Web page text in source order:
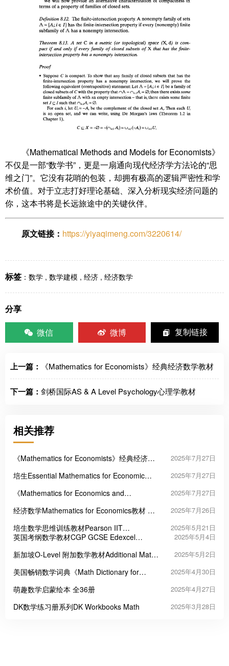
《Mathematical Methods and Models for Economists》
不仅是一部“数学书”，更是一扇通向现代经济学方法论的“思
维之门”。它没有花哨的包装，却拥有极高的逻辑严密性和学
术价值。对于立志打好理论基础、深入分析现实经济问题的
你，这本书将是长远旅途中的关键伙伴。
原文链接： https://yiyaqimeng.com/3220614/
标签 ： 数学 , 数学建模 , 经济 , 经济数学
分享
微信
微博 复制链接
上一篇： 《Mathematics for Economists》经典经济数学教材
下一篇： 剑桥国际AS & A Level Psychology心理学教材
相关推荐
《Mathematics for Economists》经典经济数
2025年7月27日
培生Essential Mathematics for Economic
2025年7月27日
《Mathematics for Economics and
2025年7月27日
经济数学Mathematics for Economics教材 英
2025年7月26日
培生数学思维训练教材Pearson IIT
Foundation Series - Mathematics
2025年5月21日
英国考纲数学教材CGP GCSE Edexcel
2025年5月4日
新加坡O-Level 附加数学教材Additional Maths
2025年5月2日
美国畅销数学词典《Math Dictionary for
2025年4月30日
萌趣数学启蒙绘本 全36册 2025年4月27日
DK数学练习册系列DK Workbooks Math 2025年3月28日